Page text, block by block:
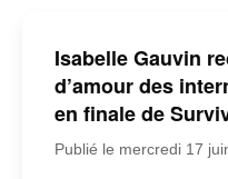
Isabelle Gauvin
d’amour des
en finale de
Publié le mercredi 17